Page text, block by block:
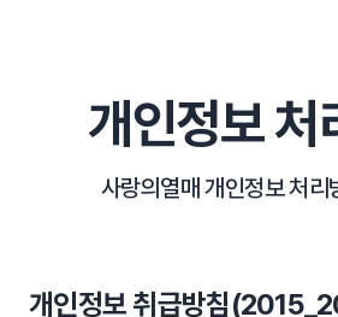
개인정보 처
사랑의열매 개인정보 처리
개인정보 취급방침